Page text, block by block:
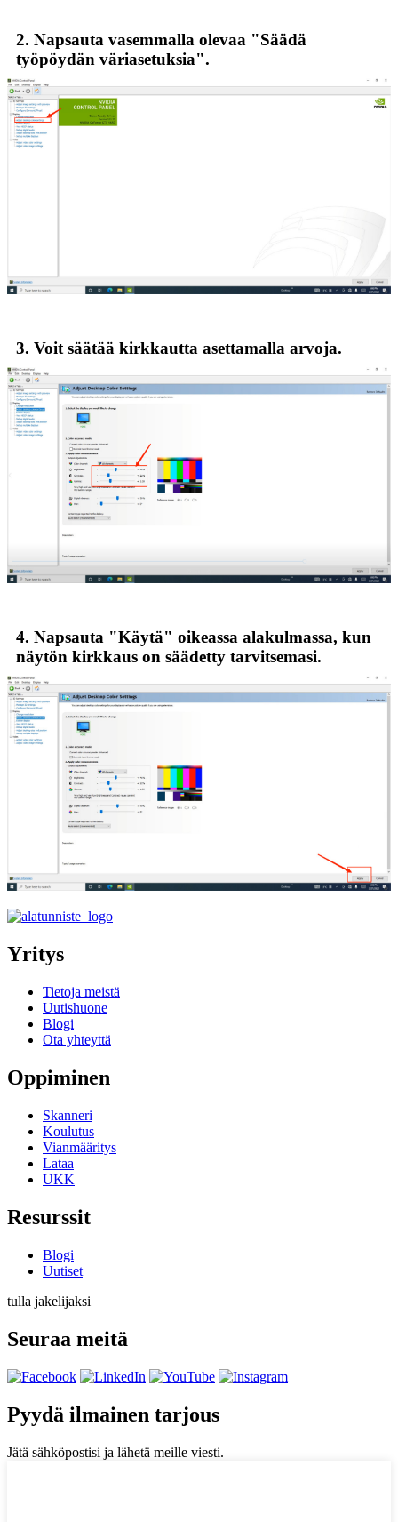
2. Napsauta vasemmalla olevaa "Säädä
työpöydän väriasetuksia".
3. Voit säätää kirkkautta asettamalla arvoja.
4. Napsauta "Käytä" oikeassa alakulmassa, kun
näytön kirkkaus on säädetty tarvitsemasi.
Yritys
Tietoja meistä
Uutishuone
Blogi
Ota yhteyttä
Oppiminen
Skanneri
Koulutus
Vianmääritys
Lataa
UKK
Resurssit
Blogi
Uutiset
tulla jakelijaksi
Seuraa meitä
Pyydä ilmainen tarjous
Jätä sähköpostisi ja lähetä meille viesti.